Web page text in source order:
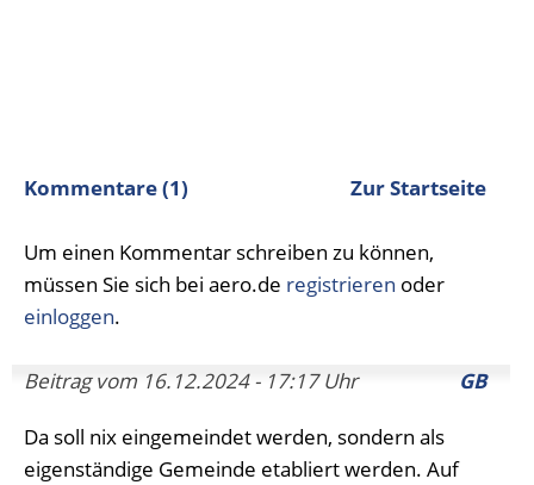
Kommentare (1) Zur Startseite
Um einen Kommentar schreiben zu können,
müssen Sie sich bei aero.de registrieren oder
einloggen.
Beitrag vom 16.12.2024 - 17:17 Uhr GB
Da soll nix eingemeindet werden, sondern als
eigenständige Gemeinde etabliert werden. Auf